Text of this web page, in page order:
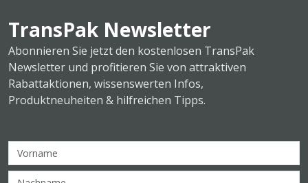
TransPak Newsletter
Abonnieren Sie jetzt den kostenlosen TransPak
Newsletter und profitieren Sie von attraktiven
Rabattaktionen, wissenswerten Infos,
Produktneuheiten & hilfreichen Tipps.